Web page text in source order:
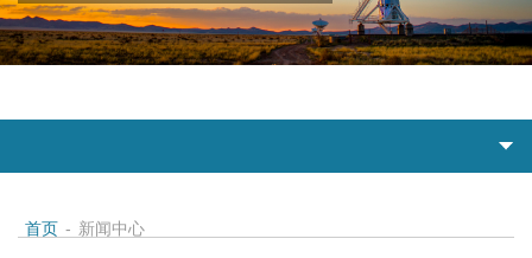
首页 - 新闻中心